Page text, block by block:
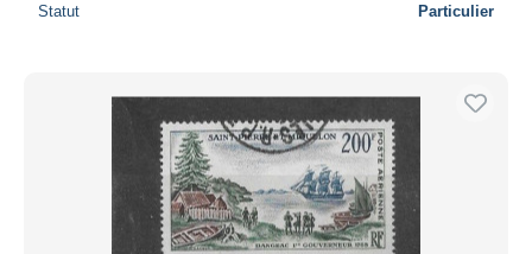
Statut Particulier